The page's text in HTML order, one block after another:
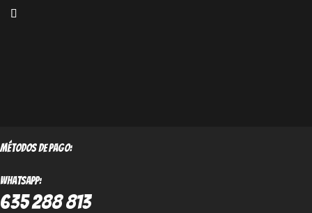
métodos de pago:
Whatsapp:
635 288 813